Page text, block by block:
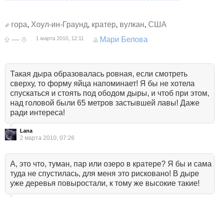
гора, Хоул-ин-Граунд, кратер, вулкан, США
—
1 марта 2010, 12:11 Мари Белова
Такая дыра образовалась ровная, если смотреть
сверху, то форму яйца напоминает! Я бы не хотела
спускаться и стоять под ободом дыры, и чтоб при этом,
над головой были 65 метров застывшей лавы! Даже
ради интереса!
Lana
2 марта 2010, 07:26
А, это что, туман, пар или озеро в кратере? Я бы и сама
туда не спустилась, для меня это рисковано! В дыре
уже деревья повыростали, к тому же высокие такие!